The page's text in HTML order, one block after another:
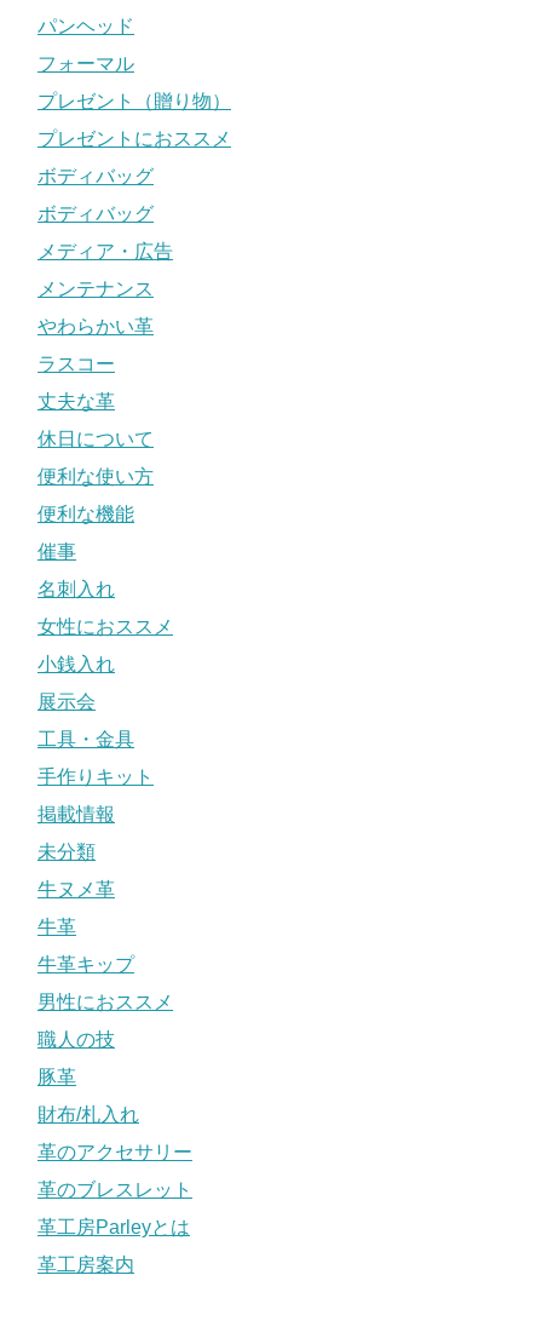
パンヘッド
フォーマル
プレゼント（贈り物）
プレゼントにおススメ
ボディバッグ
ボディバッグ
メディア・広告
メンテナンス
やわらかい革
ラスコー
丈夫な革
休日について
便利な使い方
便利な機能
催事
名刺入れ
女性におススメ
小銭入れ
展示会
工具・金具
手作りキット
掲載情報
未分類
牛ヌメ革
牛革
牛革キップ
男性におススメ
職人の技
豚革
財布/札入れ
革のアクセサリー
革のブレスレット
革工房Parleyとは
革工房案内